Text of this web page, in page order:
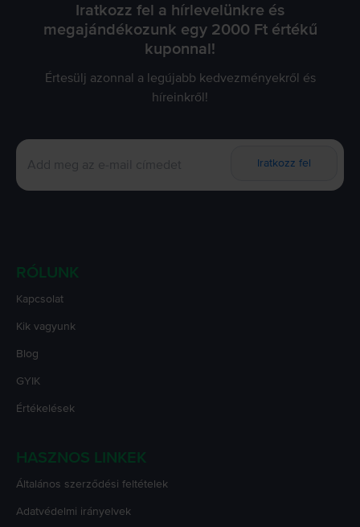
Iratkozz fel a hírlevelünkre és
megajándékozunk egy 2000 Ft értékű
kuponnal!
Értesülj azonnal a legújabb kedvezményekről és
híreinkről!
Iratkozz fel
RÓLUNK
Kapcsolat
Kik vagyunk
Blog
GYIK
Értékelések
HASZNOS LINKEK
Általános szerződési feltételek
Adatvédelmi irányelvek